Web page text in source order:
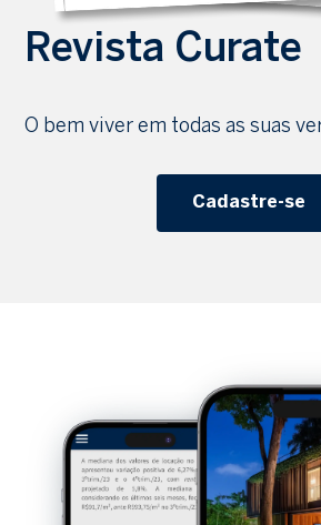
Revista Curate
O bem viver em todas as suas
Cadastre-se